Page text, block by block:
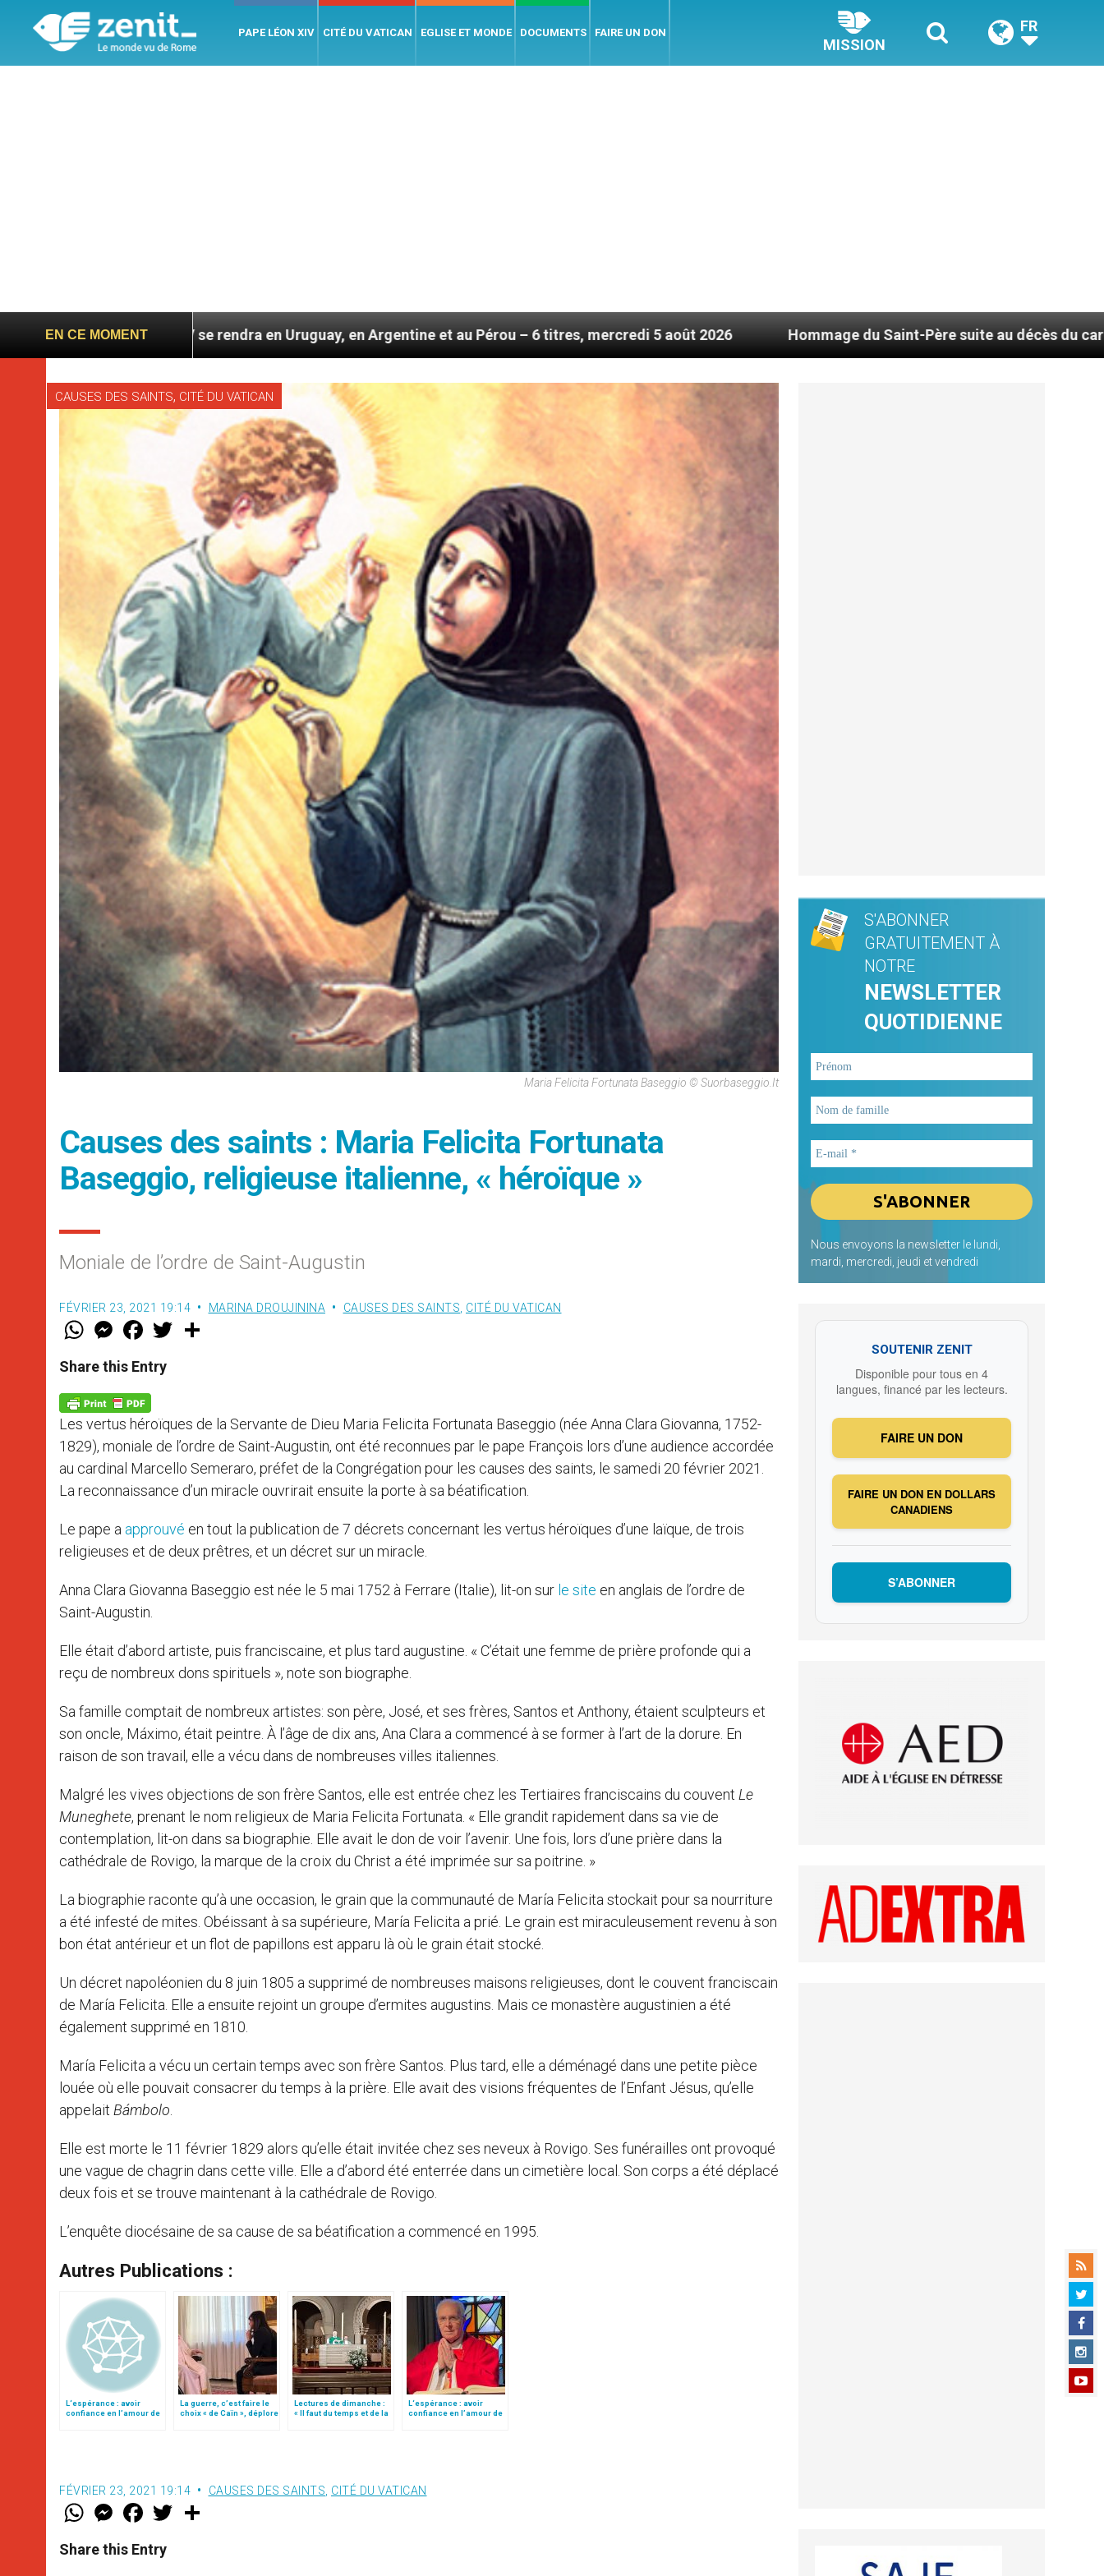
PAPE LÉON XIV CITÉ DU VATICAN EGLISE ET MONDE DOCUMENTS FAIRE UN DON
MISSION
FR
EN CE MOMENT
XIV se rendra en Uruguay, en Argentine et au Pérou – 6 titres, mercredi 5 août 2026 Hommage du Saint-Père suite au décès du cardinal Júlio Duarte
CAUSES DES SAINTS, CITÉ DU VATICAN
Maria Felicita Fortunata Baseggio © Suorbaseggio.it
Causes des saints : Maria Felicita Fortunata
Baseggio, religieuse italienne, « héroïque »
Moniale de l’ordre de Saint-Augustin
FÉVRIER 23, 2021 19:14 MARINA DROUJININA CAUSES DES SAINTS, CITÉ DU VATICAN
W
t
s
A
p
p
M
e
s
e
n
g
e
r
F
a
e
b
o
k
w
Share this Entry
Les vertus héroïques de la Servante de Dieu Maria Felicita Fortunata Baseggio (née Anna Clara Giovanna, 1752-
1829), moniale de l’ordre de Saint-Augustin, ont été reconnues par le pape François lors d’une audience accordée
au cardinal Marcello Semeraro, préfet de la Congrégation pour les causes des saints, le samedi 20 février 2021.
La reconnaissance d’un miracle ouvrirait ensuite la porte à sa béatification.
Le pape a approuvé en tout la publication de 7 décrets concernant les vertus héroïques d’une laïque, de trois
religieuses et de deux prêtres, et un décret sur un miracle.
Anna Clara Giovanna Baseggio est née le 5 mai 1752 à Ferrare (Italie), lit-on sur le site en anglais de l’ordre de
Saint-Augustin.
Elle était d’abord artiste, puis franciscaine, et plus tard augustine. « C’était une femme de prière profonde qui a
reçu de nombreux dons spirituels », note son biographe.
Sa famille comptait de nombreux artistes: son père, José, et ses frères, Santos et Anthony, étaient sculpteurs et
son oncle, Máximo, était peintre. À l’âge de dix ans, Ana Clara a commencé à se former à l’art de la dorure. En
raison de son travail, elle a vécu dans de nombreuses villes italiennes.
Malgré les vives objections de son frère Santos, elle est entrée chez les Tertiaires franciscains du couvent Le
Muneghete, prenant le nom religieux de Maria Felicita Fortunata. « Elle grandit rapidement dans sa vie de
contemplation, lit-on dans sa biographie. Elle avait le don de voir l’avenir. Une fois, lors d’une prière dans la
cathédrale de Rovigo, la marque de la croix du Christ a été imprimée sur sa poitrine. »
La biographie raconte qu’à une occasion, le grain que la communauté de María Felicita stockait pour sa nourriture
a été infesté de mites. Obéissant à sa supérieure, María Felicita a prié. Le grain est miraculeusement revenu à son
bon état antérieur et un flot de papillons est apparu là où le grain était stocké.
Un décret napoléonien du 8 juin 1805 a supprimé de nombreuses maisons religieuses, dont le couvent franciscain
de María Felicita. Elle a ensuite rejoint un groupe d’ermites augustins. Mais ce monastère augustinien a été
également supprimé en 1810.
María Felicita a vécu un certain temps avec son frère Santos. Plus tard, elle a déménagé dans une petite pièce
louée où elle pouvait consacrer du temps à la prière. Elle avait des visions fréquentes de l’Enfant Jésus, qu’elle
appelait Bámbolo.
Elle est morte le 11 février 1829 alors qu’elle était invitée chez ses neveux à Rovigo. Ses funérailles ont provoqué
une vague de chagrin dans cette ville. Elle a d’abord été enterrée dans un cimetière local. Son corps a été déplacé
deux fois et se trouve maintenant à la cathédrale de Rovigo.
L’enquête diocésaine de sa cause de sa béatification a commencé en 1995.
Autres Publications :
L‘espérance : avoir
confiance en l’amour de
La guerre, c’est faire le
choix « de Caïn », déplore
Lectures de dimanche :
« Il faut du temps et de la
L‘espérance : avoir
confiance en l’amour de
FÉVRIER 23, 2021 19:14 CAUSES DES SAINTS, CITÉ DU VATICAN
W
t
s
M
e
s
e
F
a
e
b
w
Share this Entry
S'ABONNER
GRATUITEMENT À
NOTRE
NEWSLETTER
QUOTIDIENNE
Nous envoyons la newsletter le lundi,
mardi, mercredi, jeudi et vendredi
SOUTENIR ZENIT
Disponible pour tous en 4
langues, financé par les lecteurs.
FAIRE UN DON
FAIRE UN DON EN DOLLARS
CANADIENS
S’ABONNER